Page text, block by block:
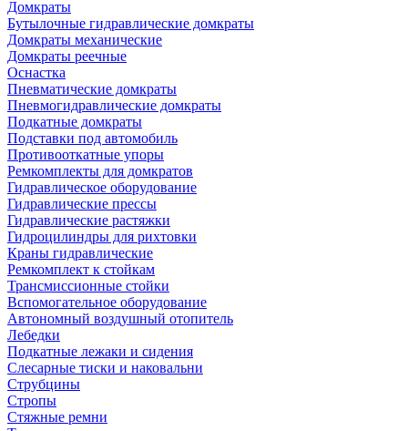
Домкраты
Бутылочные гидравлические домкраты
Домкраты механические
Домкраты реечные
Оснастка
Пневматические домкраты
Пневмогидравлические домкраты
Подкатные домкраты
Подставки под автомобиль
Противооткатные упоры
Ремкомплекты для домкратов
Гидравлическое оборудование
Гидравлические прессы
Гидравлические растяжки
Гидроцилиндры для рихтовки
Краны гидравлические
Ремкомплект к стойкам
Трансмиссионные стойки
Вспомогательное оборудование
Автономный воздушный отопитель
Лебедки
Подкатные лежаки и сидения
Слесарные тиски и наковальни
Струбцины
Стропы
Стяжные ремни